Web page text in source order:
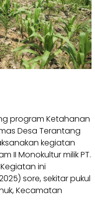
program Ketahanan
Desa Terantang
kegiatan
II Monokultur milik PT.
ini
sore, sekitar pukul
Kecamatan